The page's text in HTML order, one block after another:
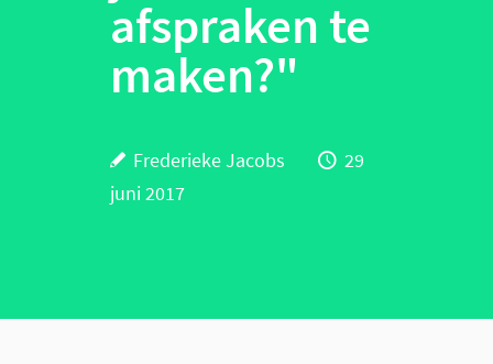
afspraken te
maken?"
Frederieke Jacobs
29
juni 2017